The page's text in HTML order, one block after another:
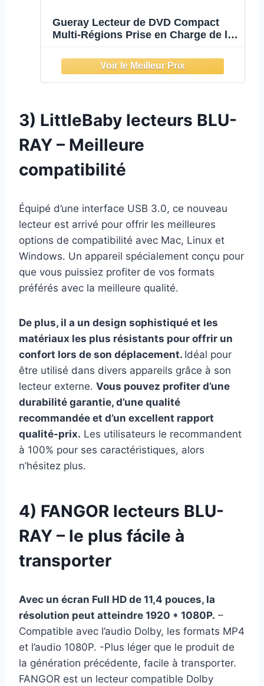
Gueray Lecteur de DVD Compact
Multi-Régions Prise en Charge de la
USB & 2 MIC Port et Télécommande
3) LittleBaby lecteurs BLU-
RAY – Meilleure
compatibilité
Équipé d’une interface USB 3.0, ce nouveau
lecteur est arrivé pour offrir les meilleures
options de compatibilité avec Mac, Linux et
Windows. Un appareil spécialement conçu pour
que vous puissiez profiter de vos formats
préférés avec la meilleure qualité.
De plus, il a un design sophistiqué et les
matériaux les plus résistants pour offrir un
confort lors de son déplacement. Idéal pour
être utilisé dans divers appareils grâce à son
lecteur externe. Vous pouvez profiter d’une
durabilité garantie, d’une qualité
recommandée et d’un excellent rapport
qualité-prix. Les utilisateurs le recommandent
à 100% pour ses caractéristiques, alors
n’hésitez plus.
4) FANGOR lecteurs BLU-
RAY – le plus fácile à
transporter
Avec un écran Full HD de 11,4 pouces, la
résolution peut atteindre 1920 * 1080P. –
Compatible avec l’audio Dolby, les formats MP4
et l’audio 1080P. -Plus léger que le produit de
la génération précédente, facile à transporter.
FANGOR est un lecteur compatible Dolby